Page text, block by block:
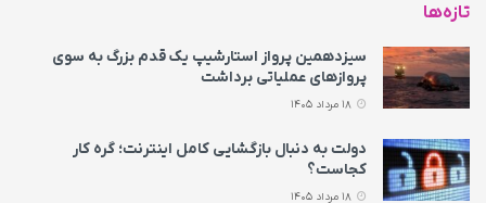
تازه‌ها
سیزدهمین پرواز استارشیپ یک قدم بزرگ به سوی
پروازهای عملیاتی برداشت
دولت به دنبال بازگشایی کامل اینترنت؛ گره کار
کجاست؟